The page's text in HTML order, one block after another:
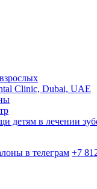
Clinic, Dubai, UAE
детям в лечении
в телеграм +7